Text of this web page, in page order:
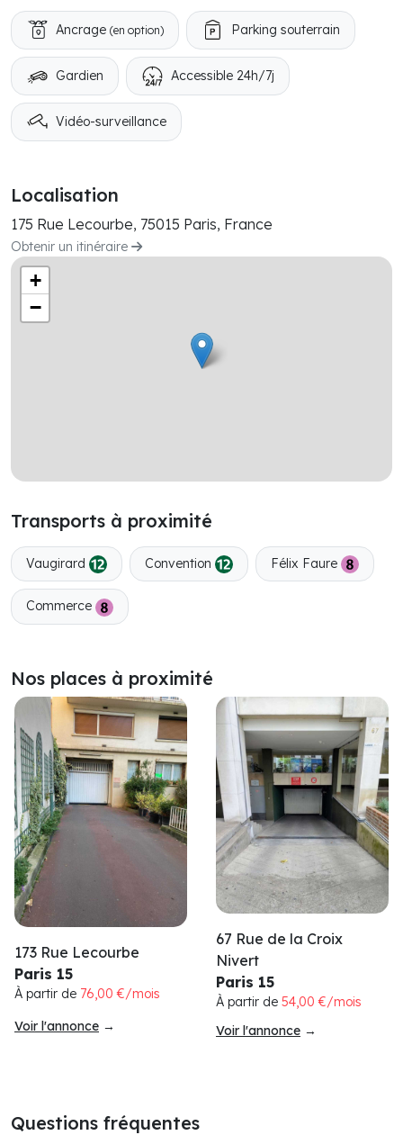
Ancrage (en option) Parking souterrain
Gardien Accessible 24h/7j
Vidéo-surveillance
Localisation
175 Rue Lecourbe, 75015 Paris, France
Obtenir un itinéraire
+
−
Transports à proximité
Vaugirard Convention Félix Faure
Commerce
Nos places à proximité
173 Rue Lecourbe
Paris 15
À partir de 76,00 €/mois
Voir l'annonce →
67 Rue de la Croix
Nivert
Paris 15
À partir de 54,00 €/mois
Voir l'annonce →
Questions fréquentes